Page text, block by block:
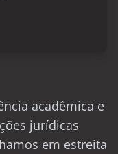
acadêmica e
jurídicas
em estreita